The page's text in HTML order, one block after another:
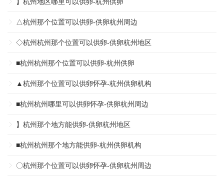
△杭州那个位置可以供卵-供卵杭州周边
◇杭州杭州那个位置可以供卵-供卵杭州地区
■杭州杭州那个位置可以供卵-杭州供卵
▲杭州那个位置可以供卵怀孕-杭州供卵机构
■杭州杭州哪里可以供卵怀孕-供卵杭州周边
】杭州那个地方能供卵-供卵杭州地区
■杭州杭州那个地方能供卵-杭州供卵机构
〇杭州那个位置可以供卵怀孕-供卵杭州周边